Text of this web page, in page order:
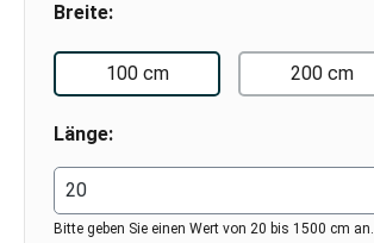
Breite:
100 cm 200 cm
Länge:
Bitte geben Sie einen Wert von 20 bis 1500 cm an.